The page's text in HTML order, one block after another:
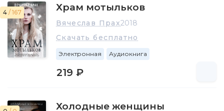
4 / 167 Храм мотыльков
Вячеслав Прах2018
Скачать бесплатно
Электронная Аудиокнига
219 ₽
Холодные женщины